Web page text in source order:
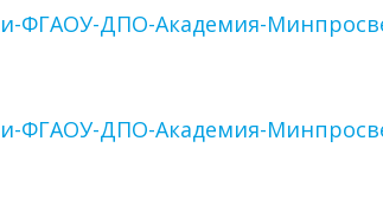
ФГАОУ-ДПО-Академия-
ФГАОУ-ДПО-Академия-